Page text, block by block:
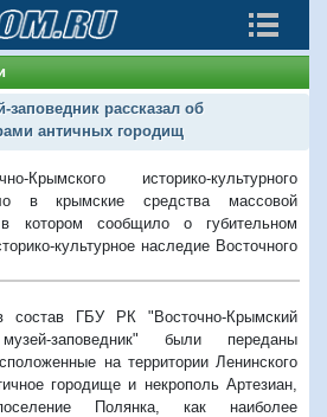
заповедник рассказал об
античных городищ
Крымского историко-культурного
в крымские средства массовой
котором сообщило о губительном
культурное наследие Восточного
ГБУ РК "Восточно-Крымский
музей-заповедник" были переданы
на территории Ленинского
городище и некрополь Артезиан,
Полянка, как наиболее